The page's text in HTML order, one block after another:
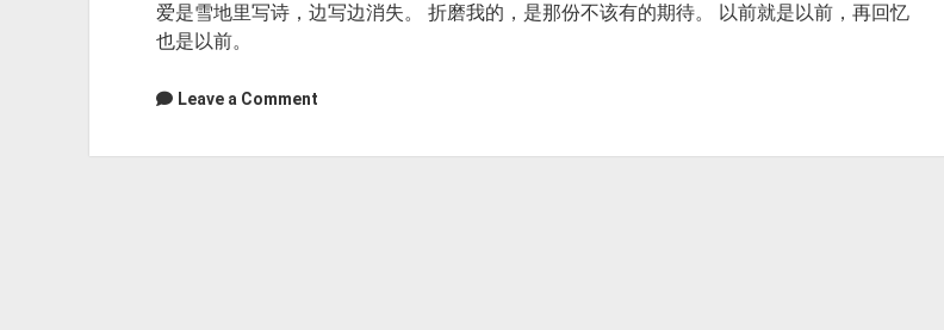
爱是雪地里写诗，边写边消失。 折磨我的，是那份不该有的期待。 以前就是以前，再回忆
也是以前。
Leave a Comment